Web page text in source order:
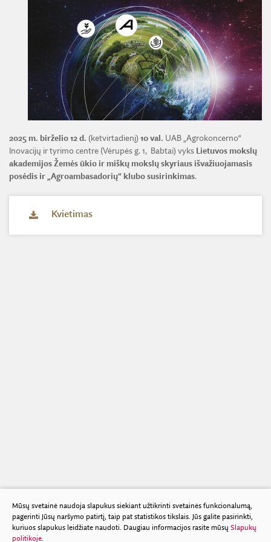
VIRTUALI LMA
TECHNIKOS MOKSLŲ SKYRIUS
JAUNOJI AKADEMIJA
SKYRIAI IR PADALINIAI
PAREIGYBIŲ APRAŠYMAS IR ATLIEKAMOS FUNKCIJOS
ŠVIESAUS ATMINIMO LMA NARIAI
BENDRADARBIAVIMO SUTARTYS
MOKSLININKO ETIKOS KODEKSAS
KORUPCIJOS PREVENCIJA
PRANEŠĖJŲ APSAUGA
NUORODOS
BENDRADARBIAVIMAS SU REGIONAIS
LMA IR AKADEMIKAI ŽINIASKLAIDOJE
PASLAUGOS
ES SF PARAMA LMA
ATVIRI DUOMENYS
FINANSŲ KONTROLĖS TAISYKLĖS
ŪKIO SUBJEKTŲ PRIEŽIŪRA
TARNYBINIAI LENGVIEJI AUTOMOBILIAI
LĖŠOS VEIKLAI VIEŠINTI
2025 m. birželio 12 d. (ketvirtadienį) 10 val. UAB „Agrokoncerno“
Inovacijų ir tyrimo centre (Vėrupės g. 1, Babtai) vyks
Lietuvos mokslų
akademijos Žemės ūkio ir miškų mokslų skyriaus išvažiuojamasis
posėdis ir „Agroambasadorių“ klubo susirinkimas.
Kvietimas
Mūsų svetainė naudoja slapukus siekiant užtikrinti svetainės funkcionalumą,
pagerinti Jūsų naršymo patirtį, taip pat statistikos tikslais. Jūs galite pasirinkti,
kuriuos slapukus leidžiate naudoti. Daugiau informacijos rasite mūsų Slapukų
politikoje.